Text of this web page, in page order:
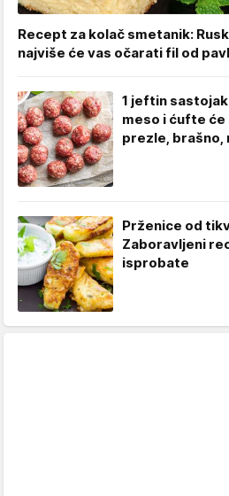
Recept za kolač smetanik:
najviše će vas očarati fil od
1 jeftin
meso i ćufte
prezle, brašno,
Prženice od
Zaboravljeni
isprobate